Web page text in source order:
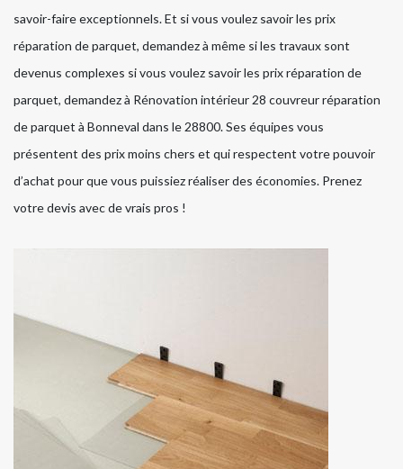
savoir-faire exceptionnels. Et si vous voulez savoir les prix
réparation de parquet, demandez à même si les travaux sont
devenus complexes si vous voulez savoir les prix réparation de
parquet, demandez à Rénovation intérieur 28 couvreur réparation
de parquet à Bonneval dans le 28800. Ses équipes vous
présentent des prix moins chers et qui respectent votre pouvoir
d’achat pour que vous puissiez réaliser des économies. Prenez
votre devis avec de vrais pros !